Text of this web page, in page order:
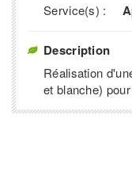
Service(s) :
Description
Réalisation
et blanche)